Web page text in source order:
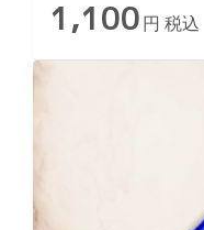
1,100 円 税込